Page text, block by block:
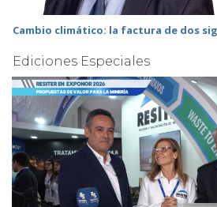
Cambio climático: la factura de dos
Ediciones Especiales